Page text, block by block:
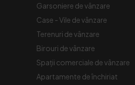
Garsoniere de vânzare
Case - Vile de vânzare
Terenuri de vânzare
Birouri de vânzare
Spaţii comerciale de vânzare
Apartamente de închiriat